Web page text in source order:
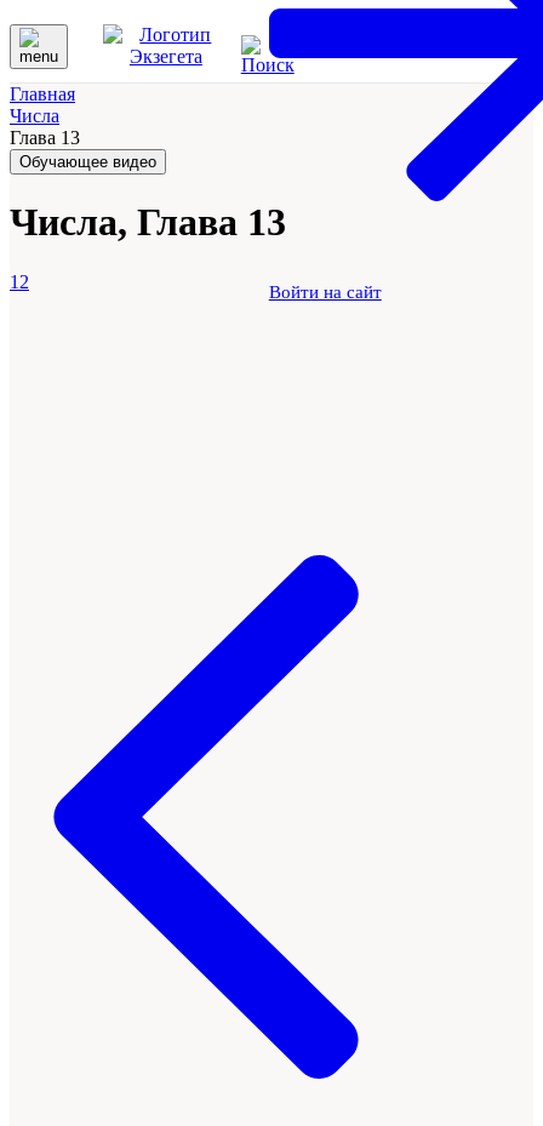
Войти на сайт
Главная
Числа
Глава 13
Обучающее видео
Числа, Глава 13
12